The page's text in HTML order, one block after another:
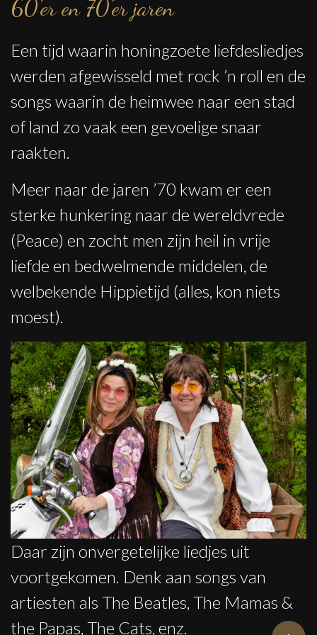
60’er en 70’er jaren
Een tijd waarin honingzoete liefdesliedjes
werden afgewisseld met rock ’n roll en de
songs waarin de heimwee naar een stad
of land zo vaak een gevoelige snaar
raakten.
Meer naar de jaren ’70 kwam er een
sterke hunkering naar de wereldvrede
(Peace) en zocht men zijn heil in vrije
liefde en bedwelmende middelen, de
welbekende Hippietijd (alles, kon niets
moest).
Daar zijn onvergetelijke liedjes uit
voortgekomen. Denk aan songs van
artiesten als The Beatles, The Mamas &
the Papas, The Cats, enz.